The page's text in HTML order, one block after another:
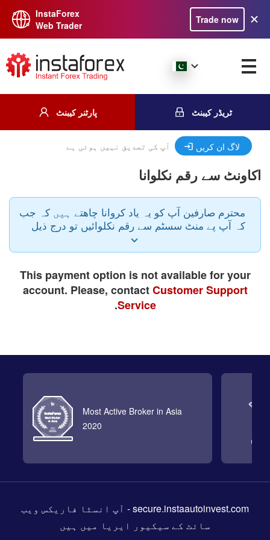
InstaForex
Web Trader
Trade now
پارٹنر کیبنٹ ٹریڈر کیبنٹ
آپ کی تصدیق نہیں ہوئی ہے لاگ ان کریں
اکاونٹ سے رقم نکلوانا
محترم صارفین آپ کو یہ یاد کروانا چاھتے ہیں کہ جب
کہ آپ پے منٹ سسٹم سے رقم نکلوائیں تو درج ذیل
قوانین کو مد نظر رکھیں - پے منٹ سسٹم اور کرنسی
رقم جمع کرواتے وقت اور رقم نکلوالتے وقت ایک سی
This payment option is not available for your
account. Please, contactCustomer Support
Service
.
Most Active Broker in Asia
2020
secure.instaautoinvest.com- آپ انسٹا فاریکس ویب
سائٹ کے سیکیور ایریا میں ہیں